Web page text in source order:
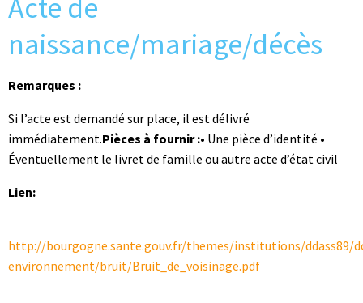
Acte de
naissance/mariage/décès
Remarques :
Si l’acte est demandé sur place, il est délivré
immédiatement.Pièces à fournir :• Une pièce d’identité •
Éventuellement le livret de famille ou autre acte d’état civil
Lien:
http://bourgogne.sante.gouv.fr/themes/institutions/ddass89/
environnement/bruit/Bruit_de_voisinage.pdf